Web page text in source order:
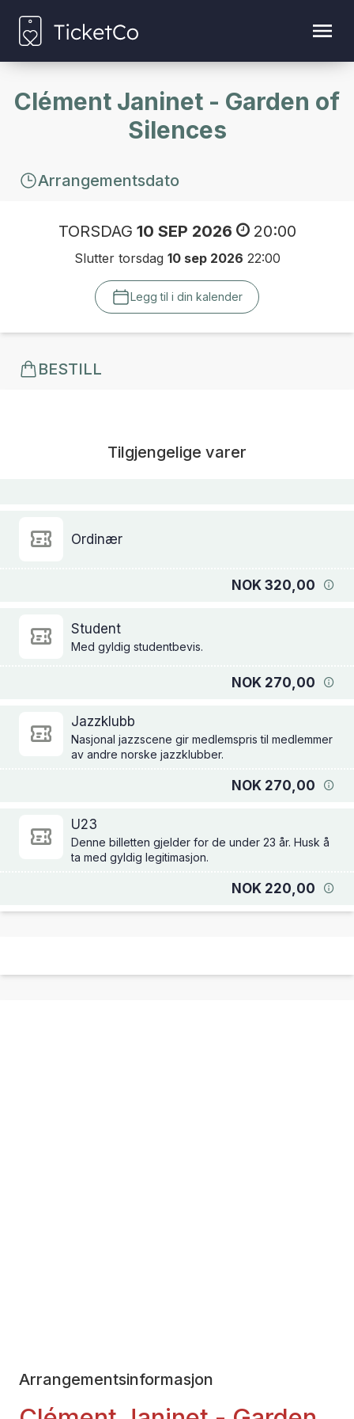
Clément Janinet - Garden of
Silences
Arrangementsdato
TORSDAG 10 SEP 2026 20:00
Slutter torsdag 10 sep 2026 22:00
Legg til i din kalender
BESTILL
Tilgjengelige varer
Ordinær
NOK 320,00
Student
Med gyldig studentbevis.
NOK 270,00
Jazzklubb
Nasjonal jazzscene gir medlemspris til medlemmer
av andre norske jazzklubber.
NOK 270,00
U23
Denne billetten gjelder for de under 23 år. Husk å
ta med gyldig legitimasjon.
NOK 220,00
Arrangementsinformasjon